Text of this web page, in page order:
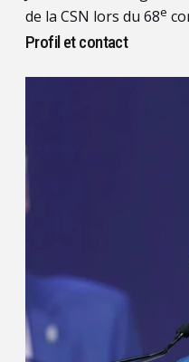
de la CSN lors du 68e
Profil et contact